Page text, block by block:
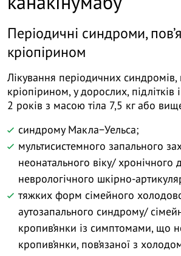
Періодичні синдроми,
кріопірином
Лікування періодичних синдромів,
кріопірином, у дорослих, підлітків
2 років з масою тіла 7,5 кг або
синдрому Макла−Уельса;
мультисистемного запального
неонатального віку/ хронічного
неврологічного шкірно-
тяжких форм сімейного
аутозапального синдрому/
кропив’янки із симптомами, що
кропив’янки, пов’язаної з